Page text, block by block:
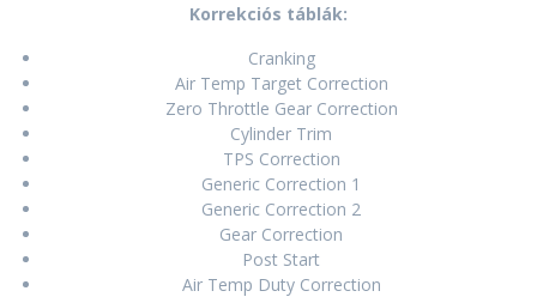
Korrekciós táblák:
Cranking
Air Temp Target Correction
Zero Throttle Gear Correction
Cylinder Trim
TPS Correction
Generic Correction 1
Generic Correction 2
Gear Correction
Post Start
Air Temp Duty Correction